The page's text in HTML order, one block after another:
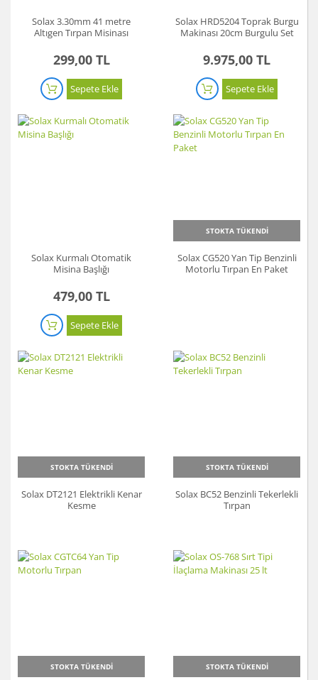
Solax 3.30mm 41 metre
Altıgen Tırpan Misinası
299,00 TL
Sepete Ekle
Solax HRD5204 Toprak Burgu
Makinası 20cm Burgulu Set
9.975,00 TL
Sepete Ekle
Solax Kurmalı Otomatik
Misina Başlığı
479,00 TL
Sepete Ekle
STOKTA TÜKENDİ
Solax CG520 Yan Tip Benzinli
Motorlu Tırpan En Paket
STOKTA TÜKENDİ
Solax DT2121 Elektrikli Kenar
Kesme
STOKTA TÜKENDİ
Solax BC52 Benzinli Tekerlekli
Tırpan
STOKTA TÜKENDİ STOKTA TÜKENDİ